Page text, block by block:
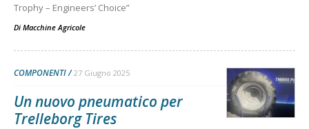
Trophy – Engineers’ Choice”
Di Macchine Agricole
COMPONENTI 27 Giugno 2025
Un nuovo pneumatico per
Trelleborg Tires